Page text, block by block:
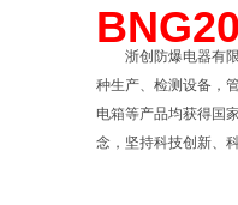
浙创防爆电器有限
种生产、检测设备，
电箱等产品均获得国
念，坚持科技创新、